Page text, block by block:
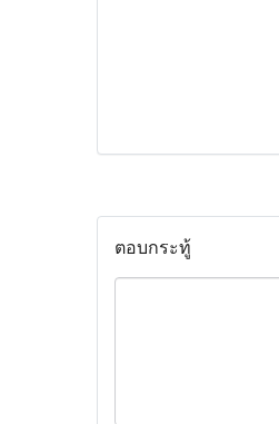
ตอบกระทู้